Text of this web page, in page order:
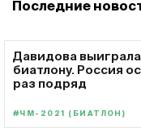
Последние
Давидова
биатлону. Россия
раз подряд
#ЧМ-2021 (БИАТЛОН)